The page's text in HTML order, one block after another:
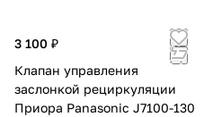
3 100 ₽
Клапан управления
заслонкой рециркуляции
Приора Panasonic J7100-130